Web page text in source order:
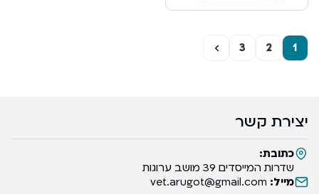
1
2
3
←
יצירת קשר
כתובת:
שדרות המייסדים 39 מושב ערוגות
מייל: vet.arugot@gmail.com